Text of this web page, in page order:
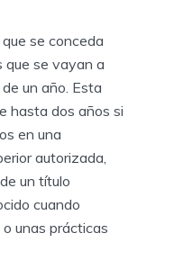
se conceda
que se vayan a
un año. Esta
hasta dos años si
en una
autorizada,
un título
cuando
unas prácticas